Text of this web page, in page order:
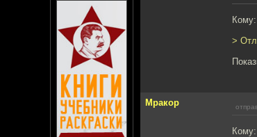
>
Мракор